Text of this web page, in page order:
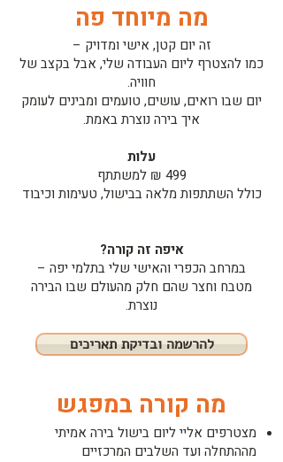
מה מיוחד פה
זה יום קטן, אישי ומדויק –
כמו להצטרף ליום העבודה שלי, אבל בקצב של
חוויה.
יום שבו רואים, עושים, טועמים ומבינים לעומק
איך בירה נוצרת באמת.
עלות
499 ₪ למשתתף
כולל השתתפות מלאה בבישול, טעימות וכיבוד
איפה זה קורה?
במרחב הכפרי והאישי שלי בתלמי יפה –
מטבח וחצר שהם חלק מהעולם שבו הבירה
נוצרת.
להרשמה ובדיקת תאריכים
מה קורה במפגש
מצטרפים אליי ליום בישול בירה אמיתי
מההתחלה ועד השלבים המרכזיים